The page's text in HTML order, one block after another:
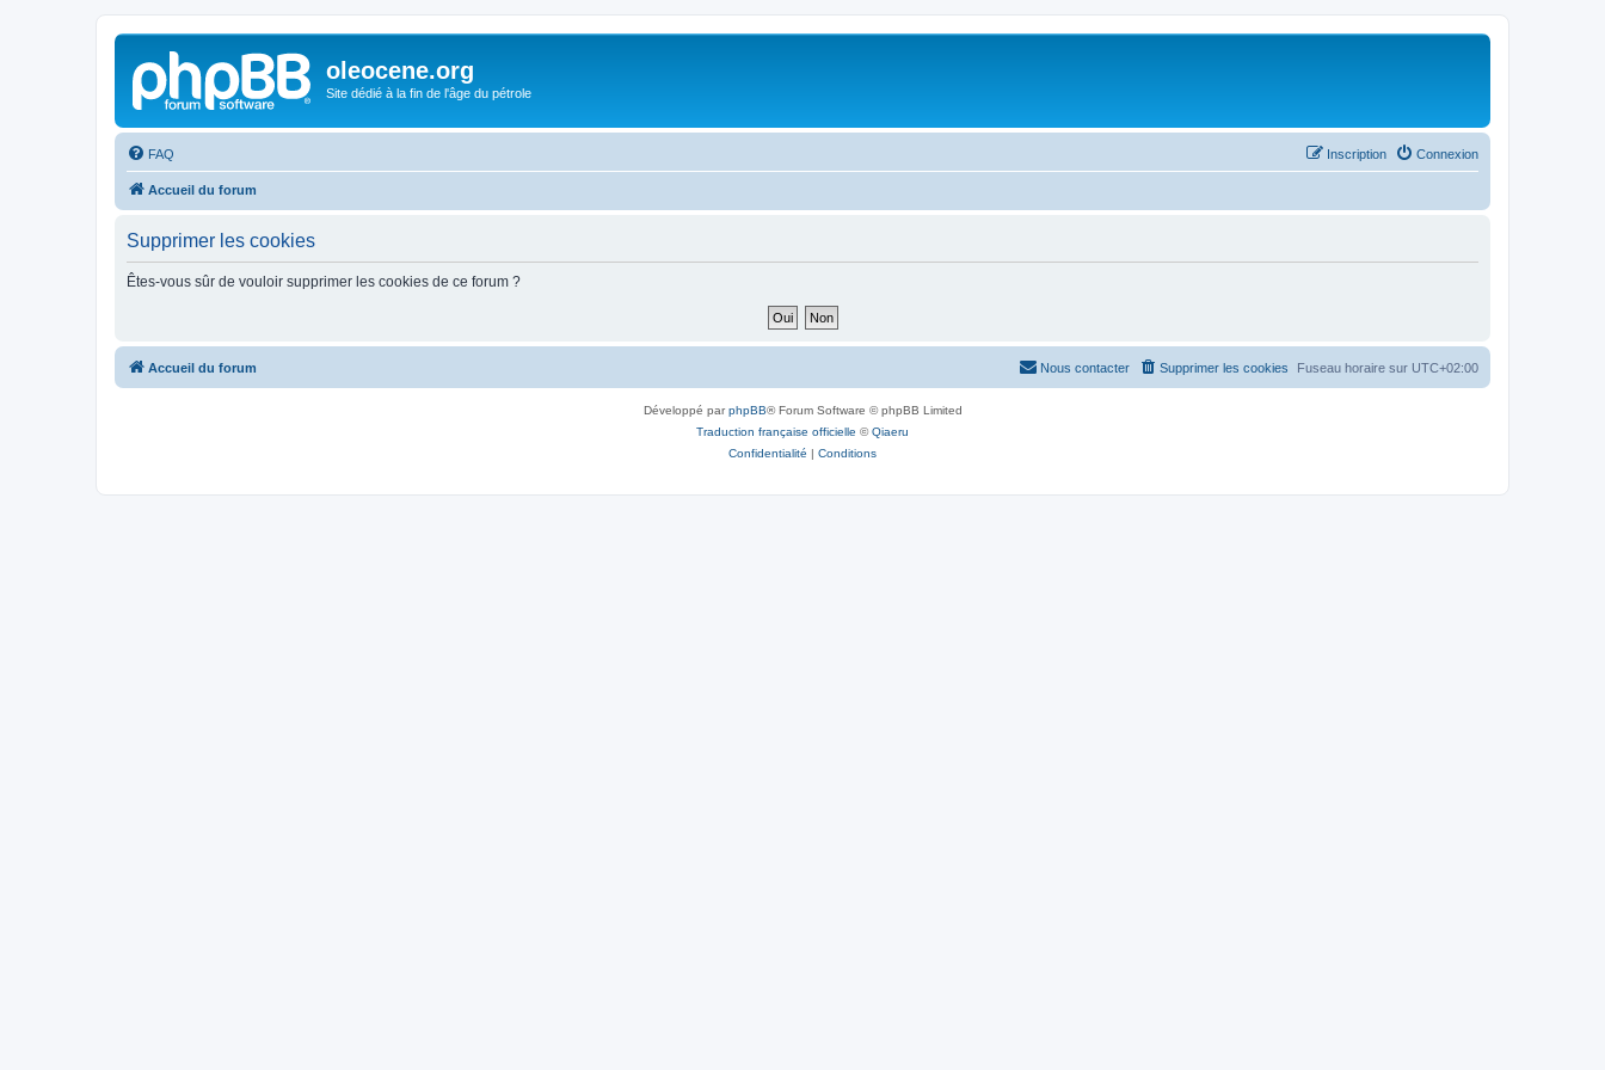
oleocene.org
Site dédié à la fin de l'âge du pétrole
FAQ Connexion
Inscription
Accueil du forum
Supprimer les cookies
Êtes-vous sûr de vouloir supprimer les cookies de ce forum ?
Accueil du forum Fuseau horaire sur UTC+02:00
Supprimer les cookies
Nous contacter
Développé parphpBB® Forum Software © phpBB Limited
Traduction française officielle ©Qiaeru
Confidentialité | Conditions